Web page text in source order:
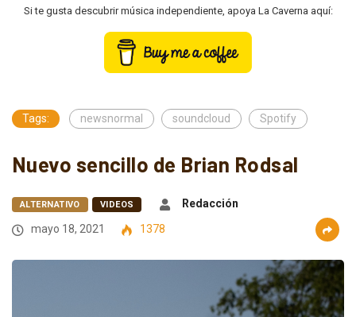
Si te gusta descubrir música independiente, apoya La Caverna aquí:
Tags: newsnormal soundcloud Spotify
Nuevo sencillo de Brian Rodsal
ALTERNATIVO VIDEOS
Redacción
mayo 18, 2021
1378